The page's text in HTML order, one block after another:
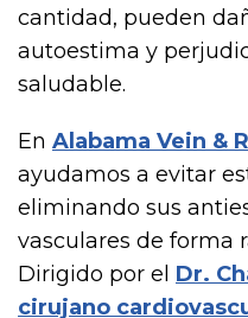
cantidad, pueden
autoestima y
saludable.
En Alabama Vein &
ayudamos a evitar
eliminando sus
vasculares de forma
Dirigido por el Dr.
cirujano